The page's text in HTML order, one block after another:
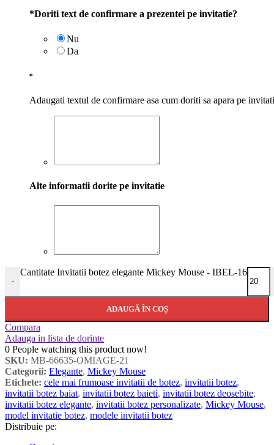
*Doriti text de confirmare a prezentei pe invitatie?
Nu
Da
*
Adaugati textul de confirmare asa cum doriti sa apara pe
Alte informatii dorite pe invitatie
-
Cantitate Invitatii botez elegante Mickey Mouse - IBEL-16
ADAUGĂ ÎN COȘ
Compara
Adauga in lista de dorinte
0 People watching this product now!
SKU: MB-66635-OMIAGE-21
Categorii: Elegante, Mickey Mouse
Etichete: cele mai frumoase invitatii de botez, invitatii botez,
invitatii botez baiat, invitatii botez baieti, invitatii botez deosebite,
invitatii botez elegante, invitatii botez personalizate, Mickey Mouse,
model invitatie botez, modele invitatii botez
Distribuie pe: